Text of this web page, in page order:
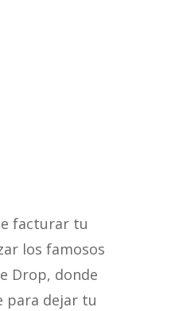
facturar tu
los famosos
Drop, donde
para dejar tu